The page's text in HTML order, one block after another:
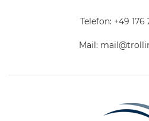
Telefon: +49 176
Mail: